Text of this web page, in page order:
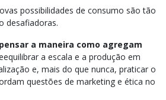
possibilidades de consumo são tão
desafiadoras.
a maneira como agregam
a escala e a produção em
e, mais do que nunca, praticar o
questões de marketing e ética no